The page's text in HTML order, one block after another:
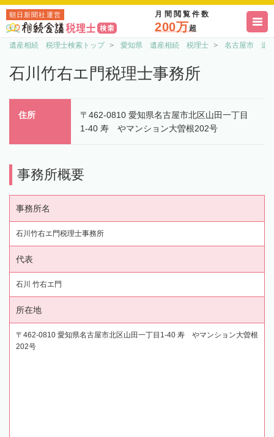
朝日新聞社運営 月間閲覧件数
200万超
遺産相続 税理士検索トップ 愛知県 遺産相続 税理士 名古屋市 遺
石川竹右エ門税理士事務所
住所
〒462-0810 愛知県名古屋市北区山田一丁目
1-40 寿ゞやマンション大曽根202号
事務所概要
事務所名
石川竹右エ門税理士事務所
代表
石川 竹右エ門
所在地
〒462-0810 愛知県名古屋市北区山田一丁目1-40 寿ゞやマンション大曽根
202号